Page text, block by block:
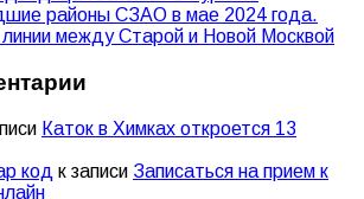
районы СЗАО в мае 2024 года.
между Старой и Новой Москвой
Каток в Химках откроется 13
код к записи Записаться на прием к